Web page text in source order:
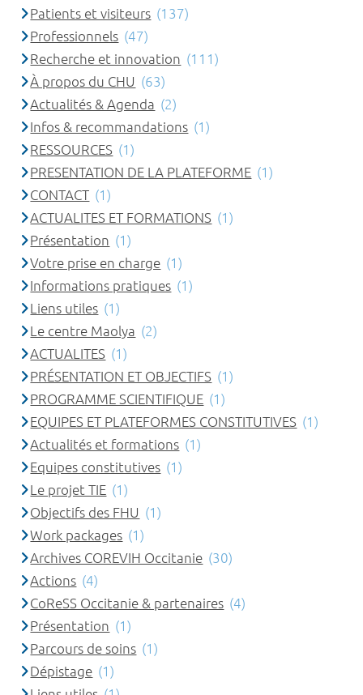
Patients et visiteurs (137)
Professionnels (47)
Recherche et innovation (111)
À propos du CHU (63)
Actualités & Agenda (2)
Infos & recommandations (1)
RESSOURCES (1)
PRESENTATION DE LA PLATEFORME (1)
CONTACT (1)
ACTUALITES ET FORMATIONS (1)
Présentation (1)
Votre prise en charge (1)
Informations pratiques (1)
Liens utiles (1)
Le centre Maolya (2)
ACTUALITES (1)
PRÉSENTATION ET OBJECTIFS (1)
PROGRAMME SCIENTIFIQUE (1)
EQUIPES ET PLATEFORMES CONSTITUTIVES (1)
Actualités et formations (1)
Equipes constitutives (1)
Le projet TIE (1)
Objectifs des FHU (1)
Work packages (1)
Archives COREVIH Occitanie (30)
Actions (4)
CoReSS Occitanie & partenaires (4)
Présentation (1)
Parcours de soins (1)
Dépistage (1)